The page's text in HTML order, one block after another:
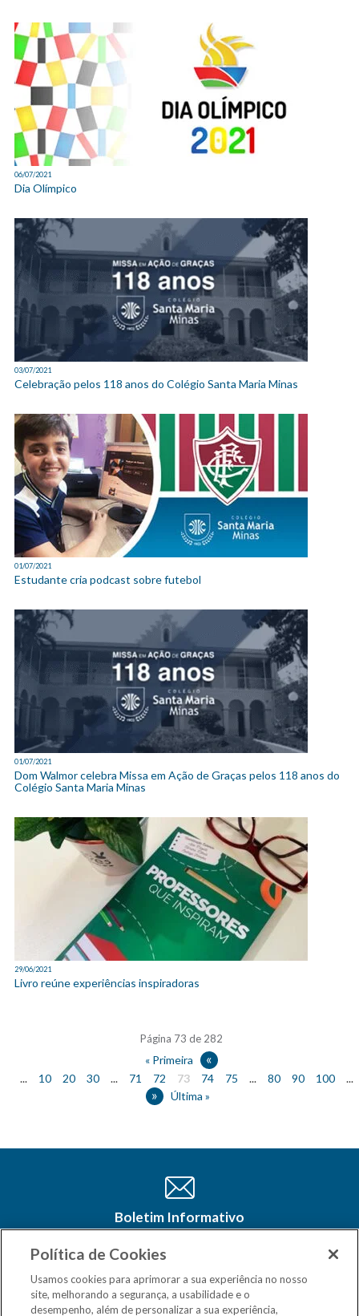
06/07/2021
Dia Olímpico
03/07/2021
Celebração pelos 118 anos do Colégio Santa Maria Minas
01/07/2021
Estudante cria podcast sobre futebol
01/07/2021
Dom Walmor celebra Missa em Ação de Graças pelos 118 anos do
Colégio Santa Maria Minas
29/06/2021
Livro reúne experiências inspiradoras
Página 73 de 282
« Primeira «
... 10 20 30 ... 71 72 73 74 75 ... 80 90 100 ...
» Última »
Boletim Informativo
Cadastre-se e receba as últimas
atualizações do CSM Minas no seu e-
Política de Cookies
Usamos cookies para aprimorar a sua experiência no nosso
site, melhorando a segurança, a usabilidade e o
desempenho, além de personalizar a sua experiência,